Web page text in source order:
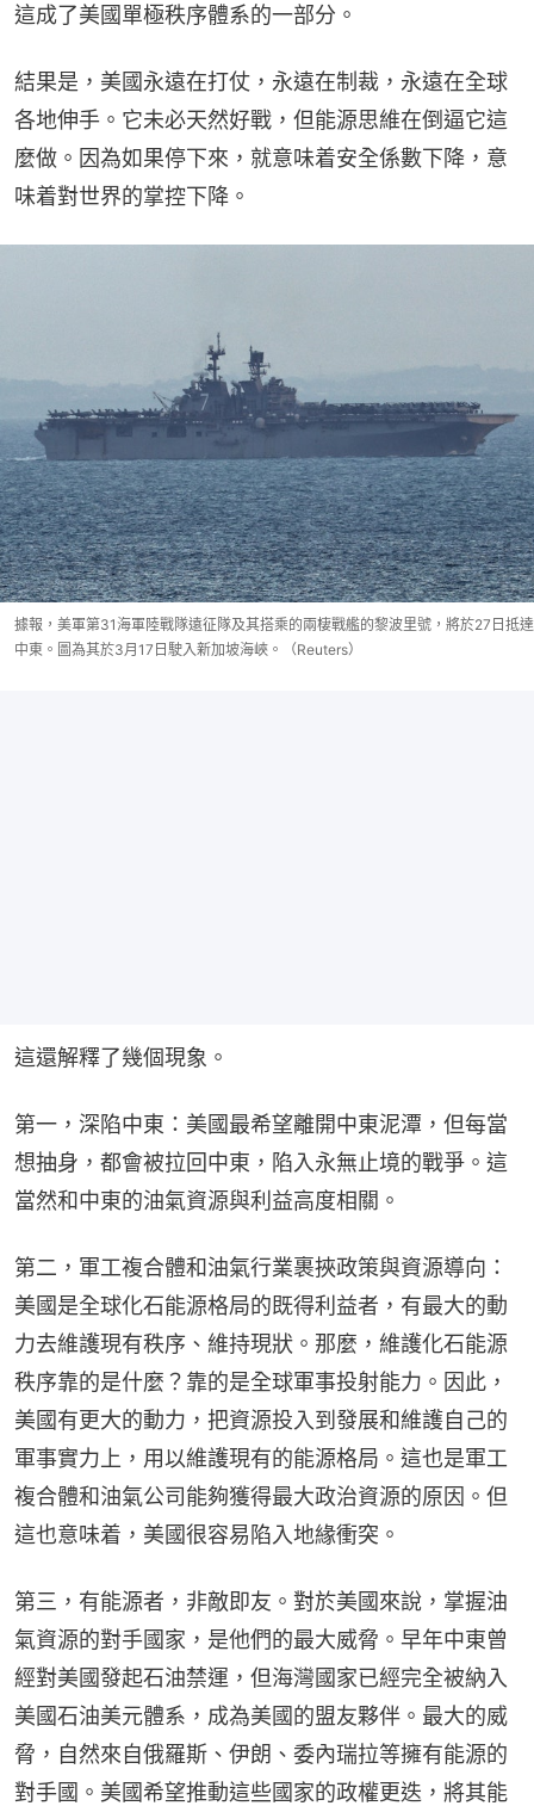
這成了美國單極秩序體系的一部分。
結果是，美國永遠在打仗，永遠在制裁，永遠在全球
各地伸手。它未必天然好戰，但能源思維在倒逼它這
麼做。因為如果停下來，就意味着安全係數下降，意
味着對世界的掌控下降。
據報，美軍第31海軍陸戰隊遠征隊及其搭乘的兩棲戰艦的黎波里號，將於27日抵達
中東。圖為其於3月17日駛入新加坡海峽。（Reuters）
這還解釋了幾個現象。
第一，深陷中東：美國最希望離開中東泥潭，但每當
想抽身，都會被拉回中東，陷入永無止境的戰爭。這
當然和中東的油氣資源與利益高度相關。
第二，軍工複合體和油氣行業裹挾政策與資源導向：
美國是全球化石能源格局的既得利益者，有最大的動
力去維護現有秩序、維持現狀。那麼，維護化石能源
秩序靠的是什麼？靠的是全球軍事投射能力。因此，
美國有更大的動力，把資源投入到發展和維護自己的
軍事實力上，用以維護現有的能源格局。這也是軍工
複合體和油氣公司能夠獲得最大政治資源的原因。但
這也意味着，美國很容易陷入地緣衝突。
第三，有能源者，非敵即友。對於美國來說，掌握油
氣資源的對手國家，是他們的最大威脅。早年中東曾
經對美國發起石油禁運，但海灣國家已經完全被納入
美國石油美元體系，成為美國的盟友夥伴。最大的威
脅，自然來自俄羅斯、伊朗、委內瑞拉等擁有能源的
對手國。美國希望推動這些國家的政權更迭，將其能